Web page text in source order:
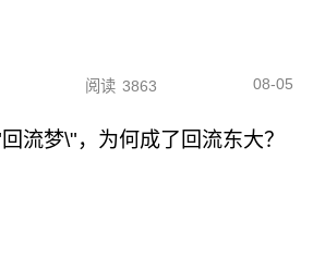
阅读 3863 08-05
流梦\"，为何成了回流东大？